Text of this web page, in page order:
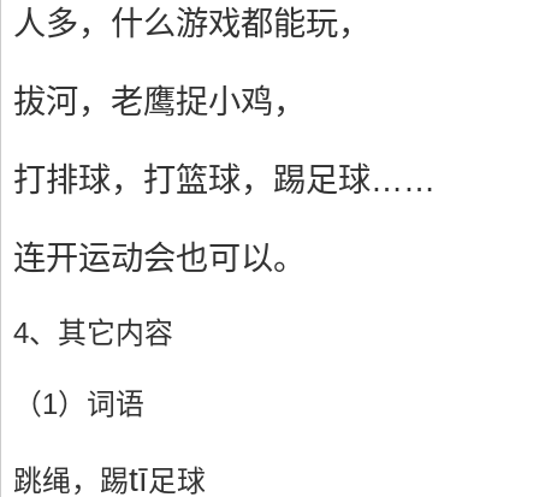
人多，什么游戏都能玩，
拔河，老鹰捉小鸡，
打排球，打篮球，踢足球……
连开运动会也可以。
4、其它内容
（1）词语
跳绳，踢tī足球